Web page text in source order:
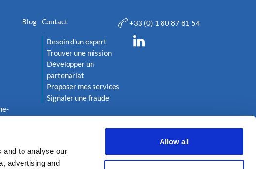
and to analyse our
advertising and
Allow all
Blog Contact
Besoin d'un expert
Trouver une mission
Développer un
partenariat
Proposer mes services
Signaler une fraude
+33 (0) 1 80 87 81 54